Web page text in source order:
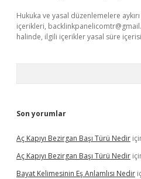
Hukuka ve yasal düzenlemelere
içerikleri,
halinde, ilgili içerikler yasal süre
Son yorumlar
Aç Kapıyı Bezirgan Başı Türü Nedir
Aç Kapıyı Bezirgan Başı Türü Nedir
Bayat Kelimesinin Eş Anlamlısı Nedir